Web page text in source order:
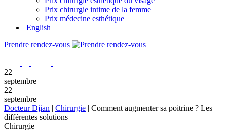
Prix chirurgie intime de la femme
Prix médecine esthétique
English
Prendre rendez-vous
22
septembre
22
septembre
Docteur Djian | Chirurgie | Comment augmenter sa poitrine ? Les
différentes solutions
Chirurgie